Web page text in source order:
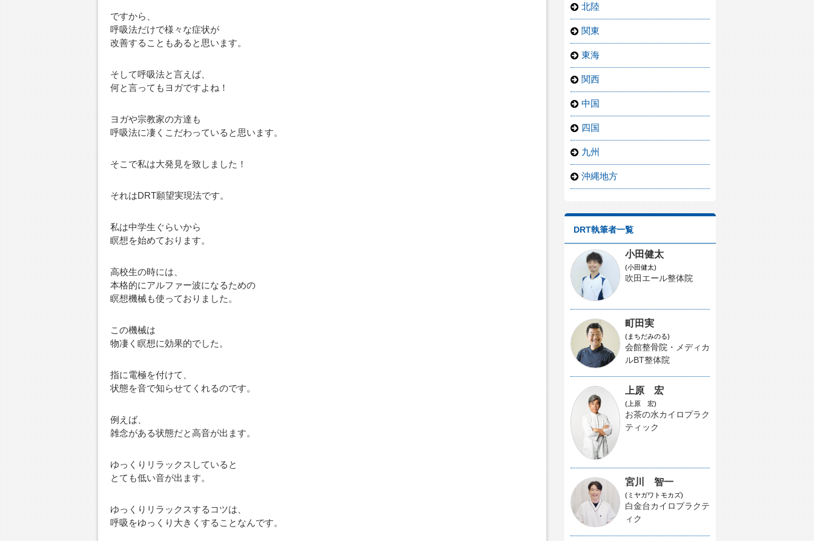
ですから、
呼吸法だけで様々な症状が
改善することもあると思います。
そして呼吸法と言えば、
何と言ってもヨガですよね！
ヨガや宗教家の方達も
呼吸法に凄くこだわっていると思います。
そこで私は大発見を致しました！
それはDRT願望実現法です。
私は中学生ぐらいから
瞑想を始めております。
高校生の時には、
本格的にアルファー波になるための
瞑想機械も使っておりました。
この機械は
物凄く瞑想に効果的でした。
指に電極を付けて、
状態を音で知らせてくれるのです。
例えば、
雑念がある状態だと高音が出ます。
ゆっくりリラックスしていると
とても低い音が出ます。
ゆっくりリラックスするコツは、
呼吸をゆっくり大きくすることなんです。
北陸
関東
東海
関西
中国
四国
九州
沖縄地方
DRT執筆者一覧
小田健太
(小田健太)
吹田エール整体院
町田実
(まちだみのる)
会館整骨院・メディカ
ルBT整体院
上原 宏
(上原 宏)
お茶の水カイロプラク
ティック
宮川 智一
(ミヤガワトモカズ)
白金台カイロプラクテ
ィク